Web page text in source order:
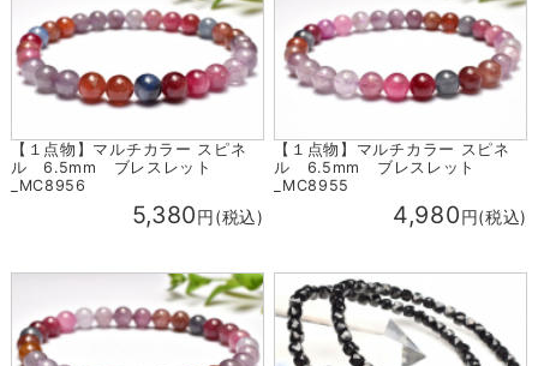
【１点物】マルチカラー スピネ
ル 6.5mm ブレスレット
_MC8956
5,380円(税込)
【１点物】マルチカラー スピネ
ル 6.5mm ブレスレット
_MC8955
4,980円(税込)